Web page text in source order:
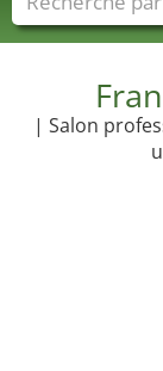
| Salon
Foire noms